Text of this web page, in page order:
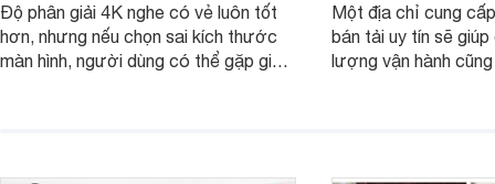
Độ phân giải 4K nghe có vẻ luôn tốt
hơn, nhưng nếu chọn sai kích thước
màn hình, người dùng có thể gặp giao
Một địa chỉ cung
bán tải uy tín sẽ
lượng vận hành